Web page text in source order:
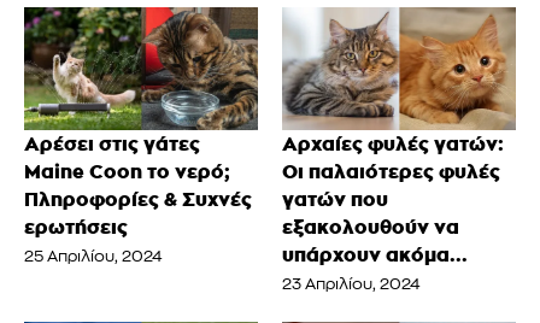
Αρέσει στις γάτες
Maine Coon το νερό;
Πληροφορίες & Συχνές
ερωτήσεις
25 Απριλίου, 2024
Αρχαίες φυλές γατών:
Οι παλαιότερες φυλές
γατών που
εξακολουθούν να
υπάρχουν ακόμα...
23 Απριλίου, 2024